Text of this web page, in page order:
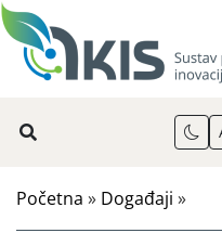
Početna » Događaji »